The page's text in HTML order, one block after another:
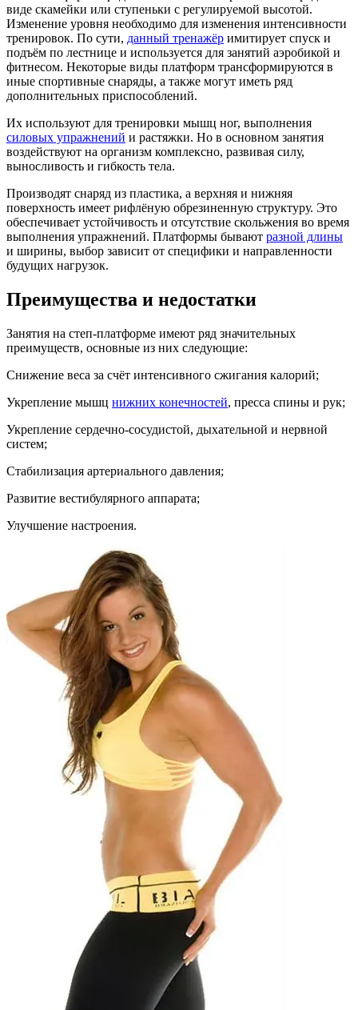
виде скамейки или ступеньки с регулируемой высотой.
Изменение уровня необходимо для изменения интенсивности
тренировок. По сути, данный тренажёр имитирует спуск и
подъём по лестнице и используется для занятий аэробикой и
фитнесом. Некоторые виды платформ трансформируются в
иные спортивные снаряды, а также могут иметь ряд
дополнительных приспособлений.
Их используют для тренировки мышц ног, выполнения
силовых упражнений и растяжки. Но в основном занятия
воздействуют на организм комплексно, развивая силу,
выносливость и гибкость тела.
Производят снаряд из пластика, а верхняя и нижняя
поверхность имеет рифлёную обрезиненную структуру. Это
обеспечивает устойчивость и отсутствие скольжения во время
выполнения упражнений. Платформы бывают разной длины
и ширины, выбор зависит от специфики и направленности
будущих нагрузок.
Преимущества и недостатки
Занятия на степ-платформе имеют ряд значительных
преимуществ, основные из них следующие:
Снижение веса за счёт интенсивного сжигания калорий;
Укрепление мышц нижних конечностей, пресса спины и рук;
Укрепление сердечно-сосудистой, дыхательной и нервной
систем;
Стабилизация артериального давления;
Развитие вестибулярного аппарата;
Улучшение настроения.